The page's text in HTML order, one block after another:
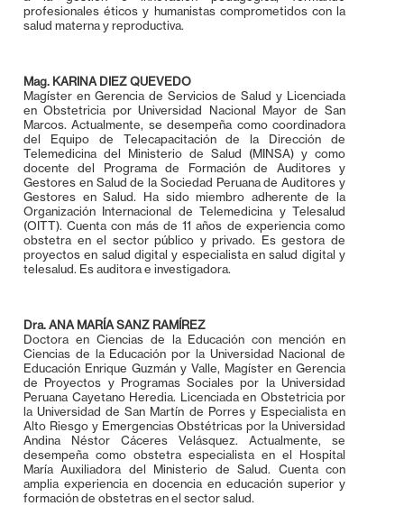
profesionales éticos y humanistas comprometidos con la
salud materna y reproductiva.
Mag. KARINA DIEZ QUEVEDO
Magíster en Gerencia de Servicios de Salud y Licenciada
en Obstetricia por Universidad Nacional Mayor de San
Marcos. Actualmente, se desempeña como coordinadora
del Equipo de Telecapacitación de la Dirección de
Telemedicina del Ministerio de Salud (MINSA) y como
docente del Programa de Formación de Auditores y
Gestores en Salud de la Sociedad Peruana de Auditores y
Gestores en Salud. Ha sido miembro adherente de la
Organización Internacional de Telemedicina y Telesalud
(OITT). Cuenta con más de 11 años de experiencia como
obstetra en el sector público y privado. Es gestora de
proyectos en salud digital y especialista en salud digital y
telesalud. Es auditora e investigadora.
Dra. ANA MARÍA SANZ RAMÍREZ
Doctora en Ciencias de la Educación con mención en
Ciencias de la Educación por la Universidad Nacional de
Educación Enrique Guzmán y Valle, Magíster en Gerencia
de Proyectos y Programas Sociales por la Universidad
Peruana Cayetano Heredia. Licenciada en Obstetricia por
la Universidad de San Martín de Porres y Especialista en
Alto Riesgo y Emergencias Obstétricas por la Universidad
Andina Néstor Cáceres Velásquez. Actualmente, se
desempeña como obstetra especialista en el Hospital
María Auxiliadora del Ministerio de Salud. Cuenta con
amplia experiencia en docencia en educación superior y
formación de obstetras en el sector salud.